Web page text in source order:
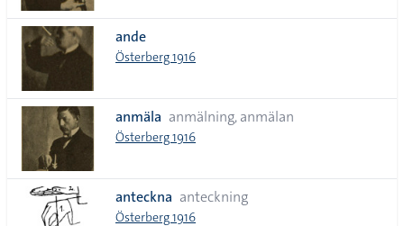
ande
Österberg 1916
anmäla anmälning, anmälan
Österberg 1916
anteckna anteckning
Österberg 1916